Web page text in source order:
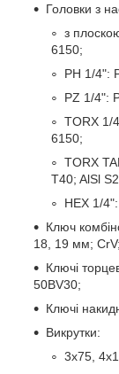
Головки з
з
6150;
PH 1/4":
PZ 1/4":
TORX 1/
6150;
TORX
T40; AlSl
HEX 1/
Ключ
18, 19 мм; CrV;
Ключі
50BV30;
Ключі
Викрутки:
3x75,